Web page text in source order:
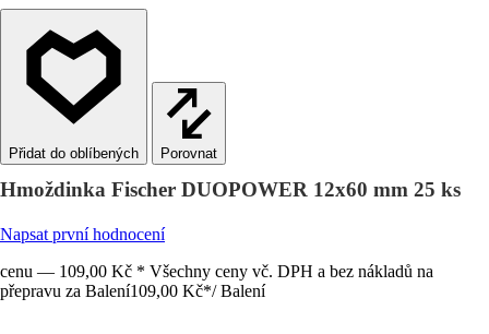
Porovnat
Hmoždinka Fischer DUOPOWER 12x60 mm 25 ks
Napsat první hodnocení
cenu — 109,00 Kč * Všechny ceny vč. DPH a bez nákladů na
přepravu za Balení109,00 Kč*/ Balení